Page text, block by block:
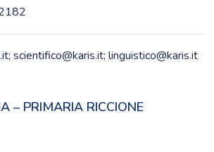
scientifico@karis.it; linguistico@karis.it
– PRIMARIA RICCIONE